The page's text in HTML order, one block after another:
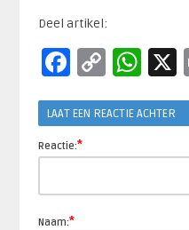
Deel artikel:
Copy
LAAT EEN REACTIE ACHTER
Reactie:*
Naam:*